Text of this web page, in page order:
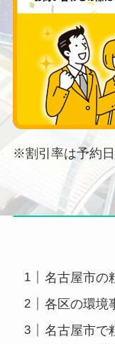
※割引率は予約
名古屋市の
各区の環境
名古屋市で